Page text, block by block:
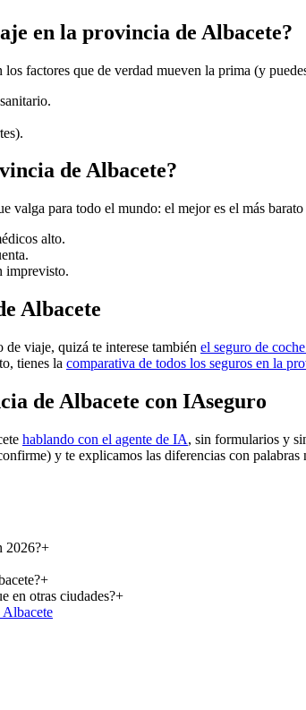
en la provincia de Albacete?
factores que de verdad mueven la prima (y
de Albacete?
para todo el mundo: el mejor es el más
alto.
imprevisto.
Albacete
de viaje, quizá te interese también el seguro de
tienes la comparativa de todos los seguros en la
de Albacete con IAseguro
hablando con el agente de IA, sin formularios y
y te explicamos las diferencias con
2026?+
+
en otras ciudades?+